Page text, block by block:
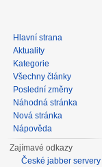
Hlavní strana
Aktuality
Kategorie
Všechny články
Poslední změny
Náhodná stránka
Nová stránka
Nápověda
Zajímavé odkazy
České jabber servery